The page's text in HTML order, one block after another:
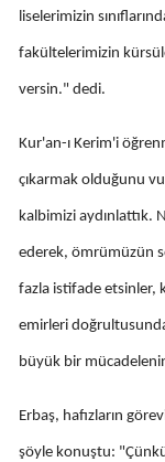
liselerimizin
fakültelerimizin
versin." dedi.
Kur'an-ı Kerim'i
çıkarmak olduğunu
kalbimizi aydınlattık.
ederek, ömrümüzün
fazla istifade etsinler,
emirleri
büyük bir
Erbaş, hafızların
şöyle konuştu: